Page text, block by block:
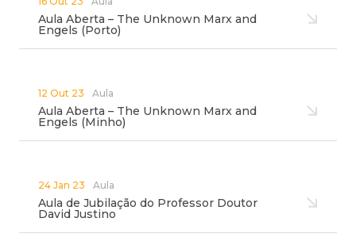
Aula Aberta – The Unknown Marx and
Engels (Porto)
12 Out 23 Aula
Aula Aberta – The Unknown Marx and
Engels (Minho)
24 Jan 23 Aula
Aula de Jubilação do Professor Doutor
David Justino